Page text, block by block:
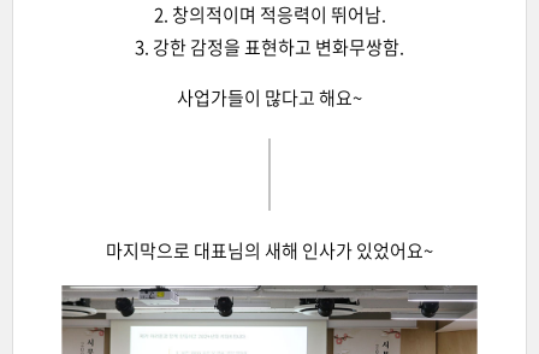
2. 창의적이며 적응력이 뛰어남.
3. 강한 감정을 표현하고 변화무쌍함.
사업가들이 많다고 해요~
마지막으로 대표님의 새해 인사가 있었어요~